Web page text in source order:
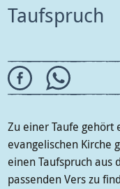
Inhalt
Taufspruch
Zu einer Taufe gehört
evangelischen Kirche
einen Taufspruch aus
passenden Vers zu